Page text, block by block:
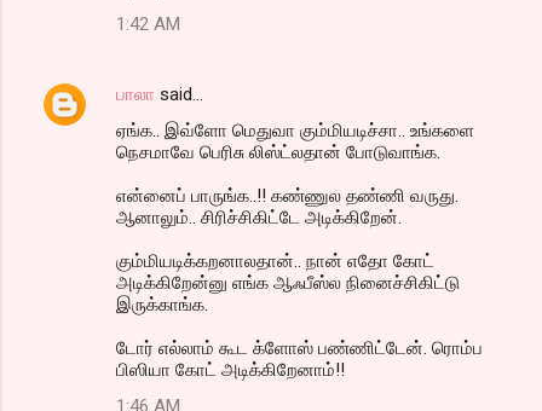
1:42 AM
பாலா said…
ஏங்க.. இவ்ளோ மெதுவா கும்மியடிச்சா.. உங்களை
நெசமாவே பெரிசு லிஸ்ட்லதான் போடுவாங்க.
என்னைப் பாருங்க..!! கண்ணுல தண்ணி வருது.
ஆனாலும்.. சிரிச்சிகிட்டே அடிக்கிறேன்.
கும்மியடிக்கறனாலதான்.. நான் எதோ கோட்
அடிக்கிறேன்னு எங்க ஆஃபீஸ்ல நினைச்சிகிட்டு
இருக்காங்க.
டோர் எல்லாம் கூட க்ளோஸ் பண்ணிட்டேன். ரொம்ப
பிஸியா கோட் அடிக்கிறேனாம்!!
1:46 AM